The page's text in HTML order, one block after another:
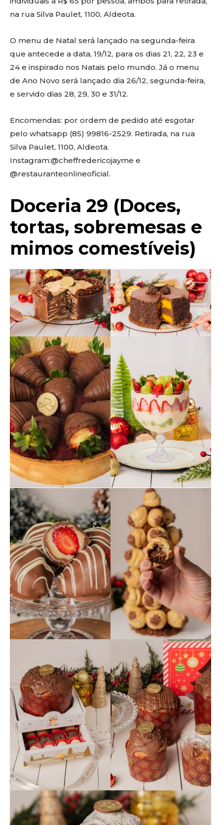
na rua Silva Paulet, 1100, Aldeota.
O menu de Natal será lançado na segunda-feira
que antecede a data, 19/12, para os dias 21, 22, 23 e
24 e inspirado nos Natais pelo mundo. Já o menu
de Ano Novo será lançado dia 26/12, segunda-feira,
e servido dias 28, 29, 30 e 31/12.
Encomendas: por ordem de pedido até esgotar
pelo whatsapp (85) 99816-2529. Retirada, na rua
Silva Paulet, 1100, Aldeota.
Instagram:@cheffredericojayme e
@restauranteonlineoficial.
Doceria 29 (Doces,
tortas, sobremesas e
mimos comestíveis)